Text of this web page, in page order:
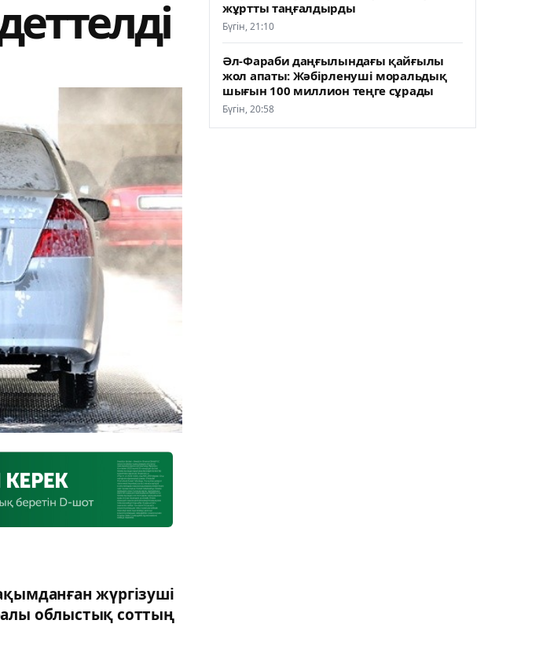
жүргізуші
облыстық соттың
жұртты таңғалдырды
Бүгін, 21:10
Әл-Фараби даңғылындағы қайғылы
жол апаты: Жәбірленуші моральдық
шығын 100 миллион теңге сұрады
Бүгін, 20:58